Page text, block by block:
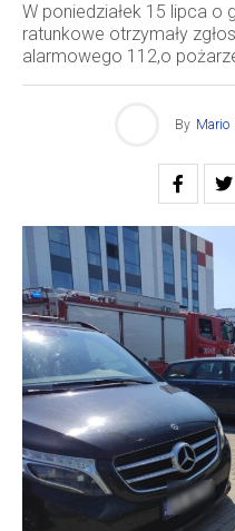
W poniedziałek 15 lipca o
ratunkowe otrzymały
alarmowego 112,o
By Mario